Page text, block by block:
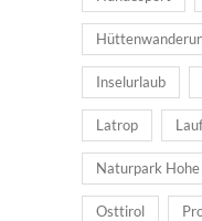
Inselurlaub
Latrop
Naturpark
Osttirol